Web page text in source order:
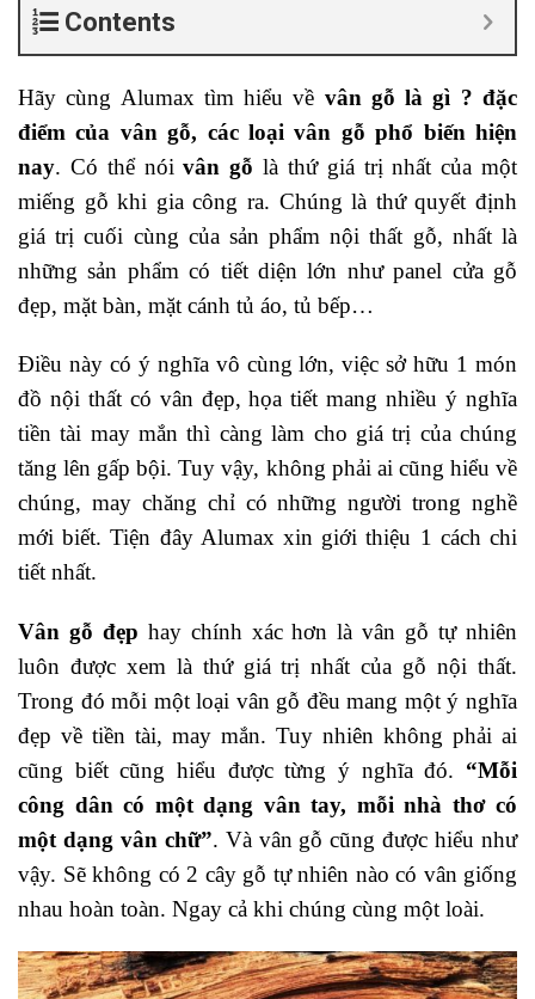
Contents
Hãy cùng Alumax tìm hiểu về vân gỗ là gì ? đặc
điểm của vân gỗ, các loại vân gỗ phổ biến hiện
nay. Có thể nóivân gỗ là thứ giá trị nhất của một
miếng gỗ khi gia công ra. Chúng là thứ quyết định
giá trị cuối cùng của sản phẩm nội thất gỗ, nhất là
những sản phẩm có tiết diện lớn như panel cửa gỗ
đẹp, mặt bàn, mặt cánh tủ áo, tủ bếp…
Điều này có ý nghĩa vô cùng lớn, việc sở hữu 1 món
đồ nội thất có vân đẹp, họa tiết mang nhiều ý nghĩa
tiền tài may mắn thì càng làm cho giá trị của chúng
tăng lên gấp bội. Tuy vậy, không phải ai cũng hiểu về
chúng, may chăng chỉ có những người trong nghề
mới biết. Tiện đây Alumax xin giới thiệu 1 cách chi
tiết nhất.
Vân gỗ đẹp hay chính xác hơn là vân gỗ tự nhiên
luôn được xem là thứ giá trị nhất của gỗ nội thất.
Trong đó mỗi một loại vân gỗ đều mang một ý nghĩa
đẹp về tiền tài, may mắn. Tuy nhiên không phải ai
cũng biết cũng hiểu được từng ý nghĩa đó. “Mỗi
công dân có một dạng vân tay, mỗi nhà thơ có
một dạng vân chữ”. Và vân gỗ cũng được hiểu như
vậy. Sẽ không có 2 cây gỗ tự nhiên nào có vân giống
nhau hoàn toàn. Ngay cả khi chúng cùng một loài.